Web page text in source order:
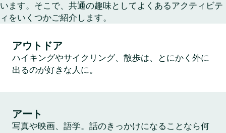
います。そこで、共通の趣味としてよくあるアクティビテ
ィをいくつかご紹介します。
アウトドア
ハイキングやサイクリング、散歩は、とにかく外に
出るのが好きな人に。
アート
写真や映画、語学。話のきっかけになることなら何